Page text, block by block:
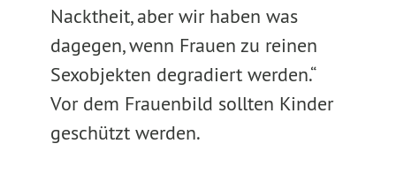
Nacktheit, aber wir haben was
dagegen, wenn Frauen zu reinen
Sexobjekten degradiert werden.“
Vor dem Frauenbild sollten Kinder
geschützt werden.